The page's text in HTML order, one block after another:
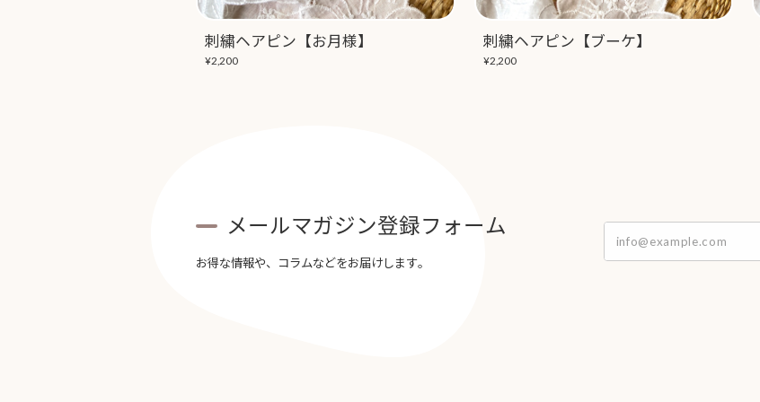
刺繍ヘアピン【お月様】
¥2,200
刺繍ヘアピン【ブーケ】
¥2,200
メールマガジン登録フォーム
お得な情報や、コラムなどをお届けします。